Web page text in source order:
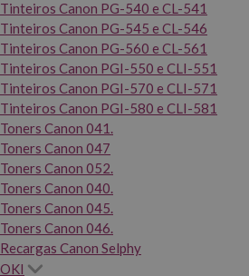
Tinteiros Canon PG-540 e CL-541
Tinteiros Canon PG-545 e CL-546
Tinteiros Canon PG-560 e CL-561
Tinteiros Canon PGI-550 e CLI-551
Tinteiros Canon PGI-570 e CLI-571
Tinteiros Canon PGI-580 e CLI-581
Toners Canon 041.
Toners Canon 047
Toners Canon 052.
Toners Canon 040.
Toners Canon 045.
Toners Canon 046.
Recargas Canon Selphy
OKI